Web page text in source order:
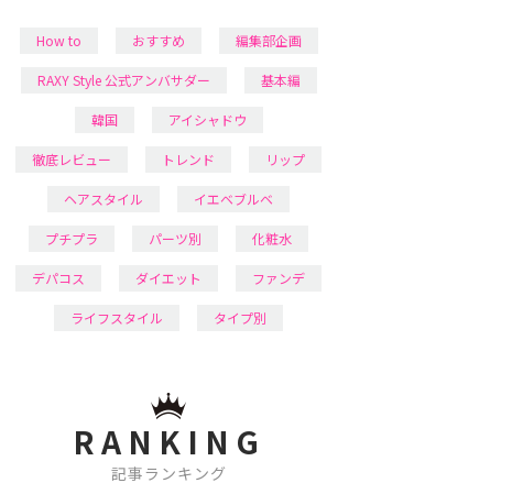
How to おすすめ 編集部企画
RAXY Style 公式アンバサダー 基本編
韓国 アイシャドウ
徹底レビュー トレンド リップ
ヘアスタイル イエベブルベ
プチプラ パーツ別 化粧水
デパコス ダイエット ファンデ
ライフスタイル タイプ別
RANKING
記事ランキング